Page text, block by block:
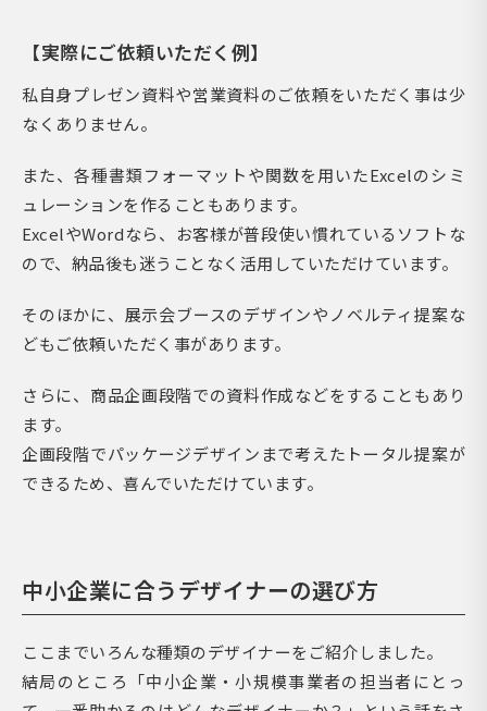
【実際にご依頼いただく例】
私自身プレゼン資料や営業資料のご依頼をいただく事は少
なくありません。
また、各種書類フォーマットや関数を用いたExcelのシミ
ュレーションを作ることもあります。
ExcelやWordなら、お客様が普段使い慣れているソフトな
ので、納品後も迷うことなく活用していただけています。
そのほかに、展示会ブースのデザインやノベルティ提案な
どもご依頼いただく事があります。
さらに、商品企画段階での資料作成などをすることもあり
ます。
企画段階でパッケージデザインまで考えたトータル提案が
できるため、喜んでいただけています。
中小企業に合うデザイナーの選び方
ここまでいろんな種類のデザイナーをご紹介しました。
結局のところ「中小企業・小規模事業者の担当者にとっ